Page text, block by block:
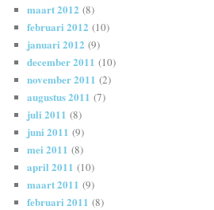
maart 2012 (8)
februari 2012 (10)
januari 2012 (9)
december 2011 (10)
november 2011 (2)
augustus 2011 (7)
juli 2011 (8)
juni 2011 (9)
mei 2011 (8)
april 2011 (10)
maart 2011 (9)
februari 2011 (8)